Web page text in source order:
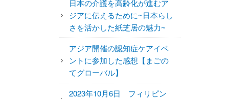
日本の介護を高齢化が進むア
ジアに伝えるために~日本らし
さを活かした紙芝居の魅力~
アジア開催の認知症ケアイベ
ントに参加した感想【まごの
てグローバル】
2023年10月6日 フィリピン